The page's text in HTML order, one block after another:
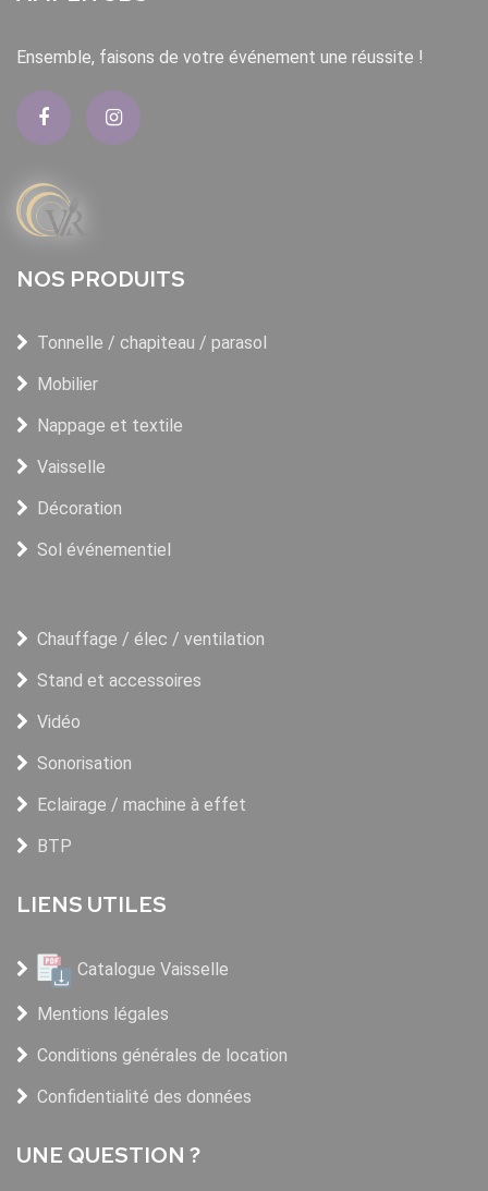
Ensemble, faisons de votre événement une réussite !
NOS PRODUITS
Tonnelle / chapiteau / parasol
Mobilier
Nappage et textile
Vaisselle
Décoration
Sol événementiel
Chauffage / élec / ventilation
Stand et accessoires
Vidéo
Sonorisation
Eclairage / machine à effet
BTP
LIENS UTILES
Catalogue Vaisselle
Mentions légales
Conditions générales de location
Confidentialité des données
UNE QUESTION ?